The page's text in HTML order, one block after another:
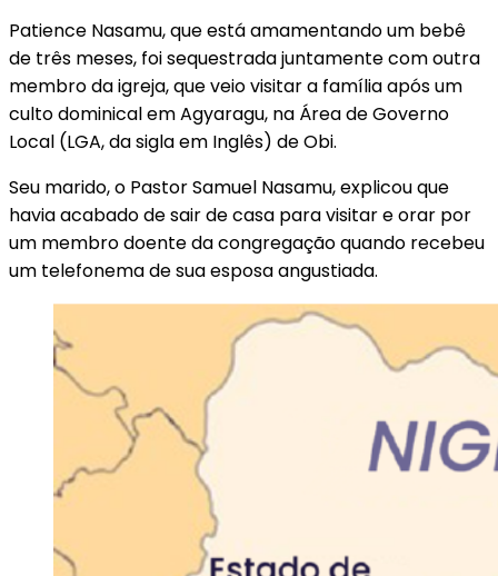
Patience Nasamu, que está amamentando um bebê
de três meses, foi sequestrada juntamente com outra
membro da igreja, que veio visitar a família após um
culto dominical em Agyaragu, na Área de Governo
Local (LGA, da sigla em Inglês) de Obi.
Seu marido, o Pastor Samuel Nasamu, explicou que
havia acabado de sair de casa para visitar e orar por
um membro doente da congregação quando recebeu
um telefonema de sua esposa angustiada.